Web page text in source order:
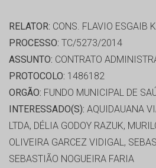
RELATOR: CONS. FLAVIO ESGAIB
PROCESSO: TC/5273/2014
ASSUNTO: CONTRATO
PROTOCOLO: 1486182
ORGÃO: FUNDO MUNICIPAL DE
INTERESSADO(S): AQUIDAUANA
LTDA, DÉLIA GODOY RAZUK,
OLIVEIRA GARCEZ VIDIGAL,
SEBASTIÃO NOGUEIRA FARIA